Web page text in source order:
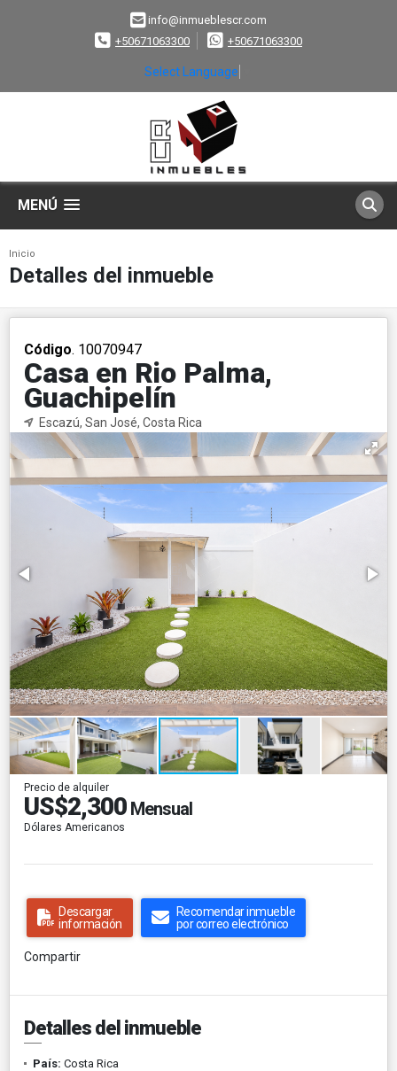
info@inmueblescr.com
+50671063300
+50671063300
Select Language
MENÚ
Inicio
Detalles del inmueble
Código. 10070947
Casa en Rio Palma,
Guachipelín
Escazú, San José, Costa Rica
Precio de alquiler
US$2,300 Mensual
Dólares Americanos
Descargar
información
Recomendar inmueble
por correo electrónico
Compartir
Detalles del inmueble
País: Costa Rica